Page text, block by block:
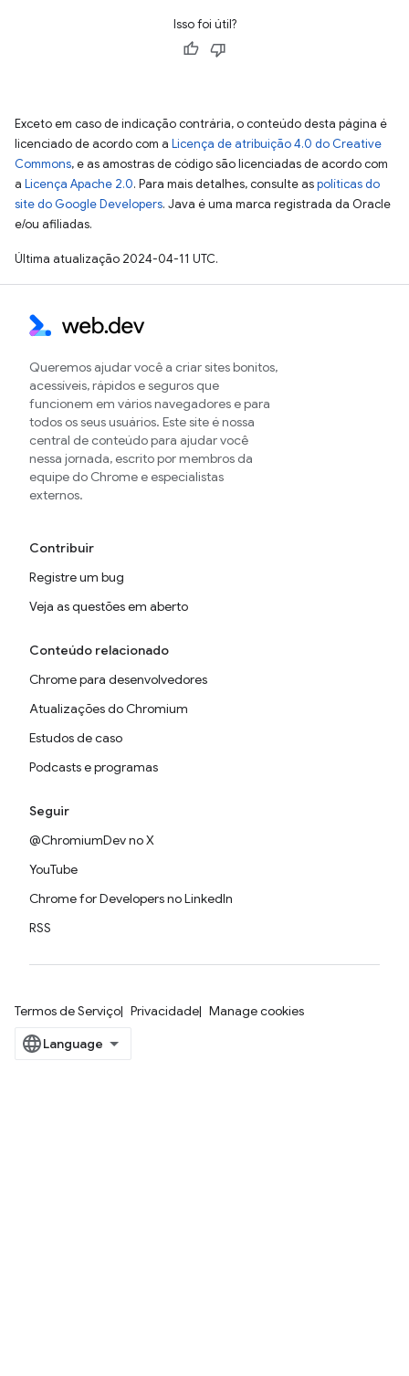
Isso foi útil?
Exceto em caso de indicação contrária, o conteúdo desta página é
licenciado de acordo com a Licença de atribuição 4.0 do Creative
Commons, e as amostras de código são licenciadas de acordo com
a Licença Apache 2.0. Para mais detalhes, consulte aspolíticas do
site do Google Developers. Java é uma marca registrada da Oracle
e/ou afiliadas.
Última atualização 2024-04-11 UTC.
Queremos ajudar você a criar sites bonitos,
acessíveis, rápidos e seguros que
funcionem em vários navegadores e para
todos os seus usuários. Este site é nossa
central de conteúdo para ajudar você
nessa jornada, escrito por membros da
equipe do Chrome e especialistas
externos.
Contribuir
Registre um bug
Veja as questões em aberto
Conteúdo relacionado
Chrome para desenvolvedores
Atualizações do Chromium
Estudos de caso
Podcasts e programas
Seguir
@ChromiumDev no X
YouTube
Chrome for Developers no LinkedIn
RSS
Termos de Serviço Privacidade Manage cookies